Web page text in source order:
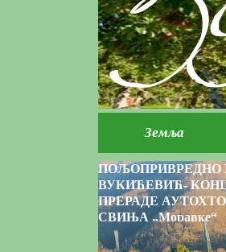
ПОЉОПРИВРЕДНО
ВУКИЋЕВИЋ-
ПРЕРАДЕ
СВИЊА „Моравке“
Земља